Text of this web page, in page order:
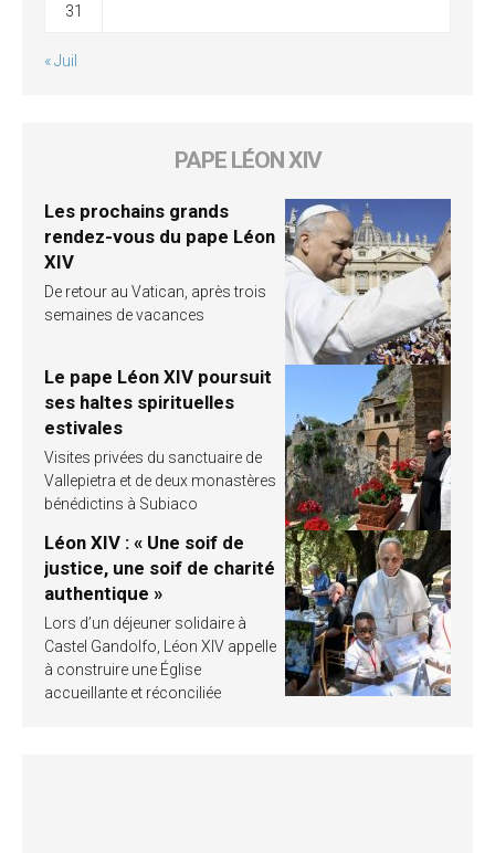
31
« Juil
PAPE LÉON XIV
Les prochains grands
rendez-vous du pape Léon
XIV
De retour au Vatican, après trois
semaines de vacances
Le pape Léon XIV poursuit
ses haltes spirituelles
estivales
Visites privées du sanctuaire de
Vallepietra et de deux monastères
bénédictins à Subiaco
Léon XIV : « Une soif de
justice, une soif de charité
authentique »
Lors d’un déjeuner solidaire à
Castel Gandolfo, Léon XIV appelle
à construire une Église
accueillante et réconciliée